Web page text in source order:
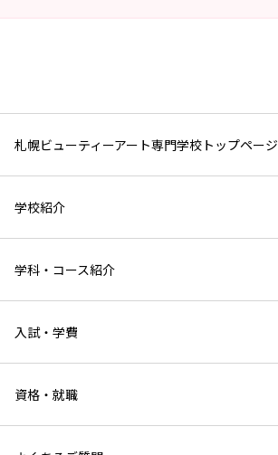
札幌ビューティーアート専門学校トップページ
学校紹介
学科・コース紹介
入試・学費
資格・就職